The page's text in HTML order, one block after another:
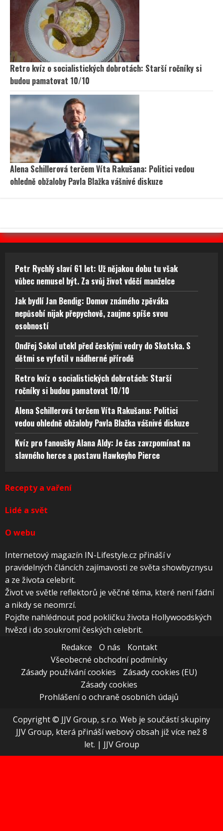
Retro kvíz o socialistických dobrotách: Starší ročníky si
budou pamatovat 10/10
Alena Schillerová terčem Víta Rakušana: Politici vedou
ohledně obžaloby Pavla Blažka vášnivé diskuze
Petr Rychlý slaví 61 let: Už nějakou dobu tu však
vůbec nemusel být. Za svůj život vděčí manželce
Jak bydlí Jan Bendig: Domov známého zpěváka
nepůsobí nijak přepychově, zaujme spíše svou
osobností
Ondřej Sokol utekl před českými vedry do Skotska. S
dětmi se vyfotil v nádherné přírodě
Retro kvíz o socialistických dobrotách: Starší
ročníky si budou pamatovat 10/10
Alena Schillerová terčem Víta Rakušana: Politici
vedou ohledně obžaloby Pavla Blažka vášnivé diskuze
Kvíz pro fanoušky Alana Aldy: Je čas zavzpomínat na
slavného herce a postavu Hawkeyho Pierce
Recepty a vaření
Lidé a svět
O webu
Internetový magazín IN-Lifestyle.cz přináší v
pravidelných článcích zajímavosti ze světa showbyznysu
a ze života celebrit.
Život ve světle reflektorů je věčné téma, které není fádní
a nikdy se neomrzí.
Pojďte nahlédnout pod pokličku života Hollywoodských
hvězd i do soukromí českých celebrit.
Redakce
O nás
Kontakt
Všeobecné obchodní podmínky
Zásady používání cookies
Zásady cookies (EU)
Zásady cookies
Prohlášení o ochraně osobních údajů
Copyright © JJV Group, s.r.o. Web je součástí skupiny
JJV Group, která přináší webový obsah již více než 8
let. | JJV Group